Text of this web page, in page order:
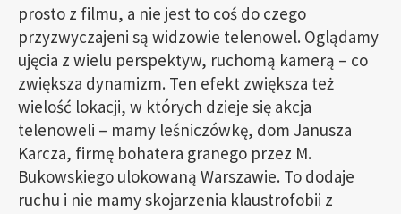
prosto z filmu, a nie jest to coś do czego
przyzwyczajeni są widzowie telenowel. Oglądamy
ujęcia z wielu perspektyw, ruchomą kamerą – co
zwiększa dynamizm. Ten efekt zwiększa też
wielość lokacji, w których dzieje się akcja
telenoweli – mamy leśniczówkę, dom Janusza
Karcza, firmę bohatera granego przez M.
Bukowskiego ulokowaną Warszawie. To dodaje
ruchu i nie mamy skojarzenia klaustrofobii z